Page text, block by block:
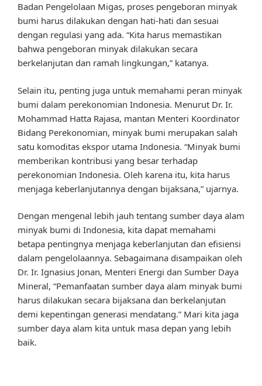
Badan Pengelolaan Migas, proses pengeboran minyak
bumi harus dilakukan dengan hati-hati dan sesuai
dengan regulasi yang ada. “Kita harus memastikan
bahwa pengeboran minyak dilakukan secara
berkelanjutan dan ramah lingkungan,” katanya.
Selain itu, penting juga untuk memahami peran minyak
bumi dalam perekonomian Indonesia. Menurut Dr. Ir.
Mohammad Hatta Rajasa, mantan Menteri Koordinator
Bidang Perekonomian, minyak bumi merupakan salah
satu komoditas ekspor utama Indonesia. “Minyak bumi
memberikan kontribusi yang besar terhadap
perekonomian Indonesia. Oleh karena itu, kita harus
menjaga keberlanjutannya dengan bijaksana,” ujarnya.
Dengan mengenal lebih jauh tentang sumber daya alam
minyak bumi di Indonesia, kita dapat memahami
betapa pentingnya menjaga keberlanjutan dan efisiensi
dalam pengelolaannya. Sebagaimana disampaikan oleh
Dr. Ir. Ignasius Jonan, Menteri Energi dan Sumber Daya
Mineral, “Pemanfaatan sumber daya alam minyak bumi
harus dilakukan secara bijaksana dan berkelanjutan
demi kepentingan generasi mendatang.” Mari kita jaga
sumber daya alam kita untuk masa depan yang lebih
baik.